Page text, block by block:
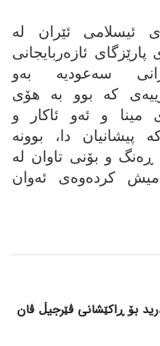
ئیسلامی ئێران له‌
ئازه‌ربایجانی
سه‌عودیه‌ به‌و
که‌ بوو به‌ هۆی
مینا و ئه‌و ئاکار و
پیشانیان دا، بوونه‌
و بۆنی تاوان له‌
کرده‌وه‌ی ئه‌وان
بۆ ڕاکێشانی ڤێرجیڵ ڤان